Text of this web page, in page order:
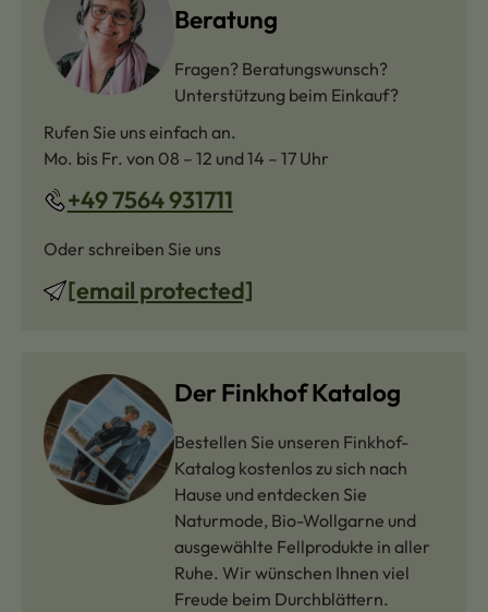
Beratung
Fragen? Beratungswunsch?
Unterstützung beim Einkauf?
Rufen Sie uns einfach an.
Mo. bis Fr. von 08 – 12 und 14 – 17 Uhr
+49 7564 931711
Oder schreiben Sie uns
[email protected]
Der Finkhof Katalog
Bestellen Sie unseren Finkhof-
Katalog kostenlos zu sich nach
Hause und entdecken Sie
Naturmode, Bio-Wollgarne und
ausgewählte Fellprodukte in aller
Ruhe. Wir wünschen Ihnen viel
Freude beim Durchblättern.